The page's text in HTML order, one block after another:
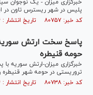
خبرگزاری میزان - یک نوجوان
پلیس در شهر ریسترس تاون در
کد خبر: ۸۰۷۵۷ تاریخ انتشار : ۱۳۹۴/۰۷/۰۴
حومه قنیطره
خبرگزاری میزان-ارتش سوریه
تروریستی در حومه شهر قنیطره
کد خبر: ۸۰۷۳۸ تاریخ انتشار : ۱۳۹۴/۰۷/۰۴